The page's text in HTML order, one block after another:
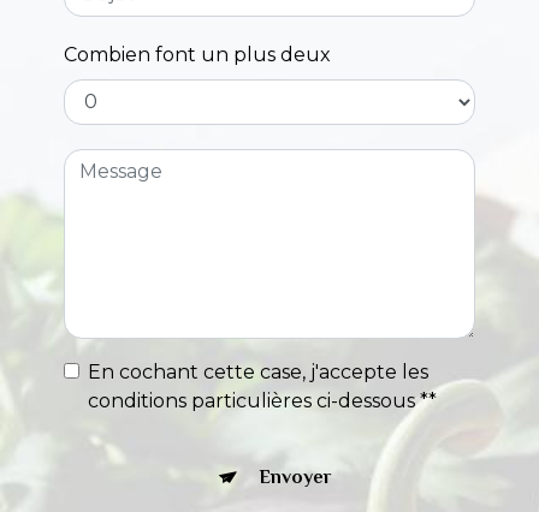
Combien font un plus deux
En cochant cette case, j'accepte les
conditions particulières ci-dessous **
Envoyer